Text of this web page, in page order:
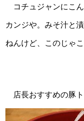
コチュジャンにこん
カンジや。みそ汁と
ねんけど、このじゃ
店長おすすめの豚ト